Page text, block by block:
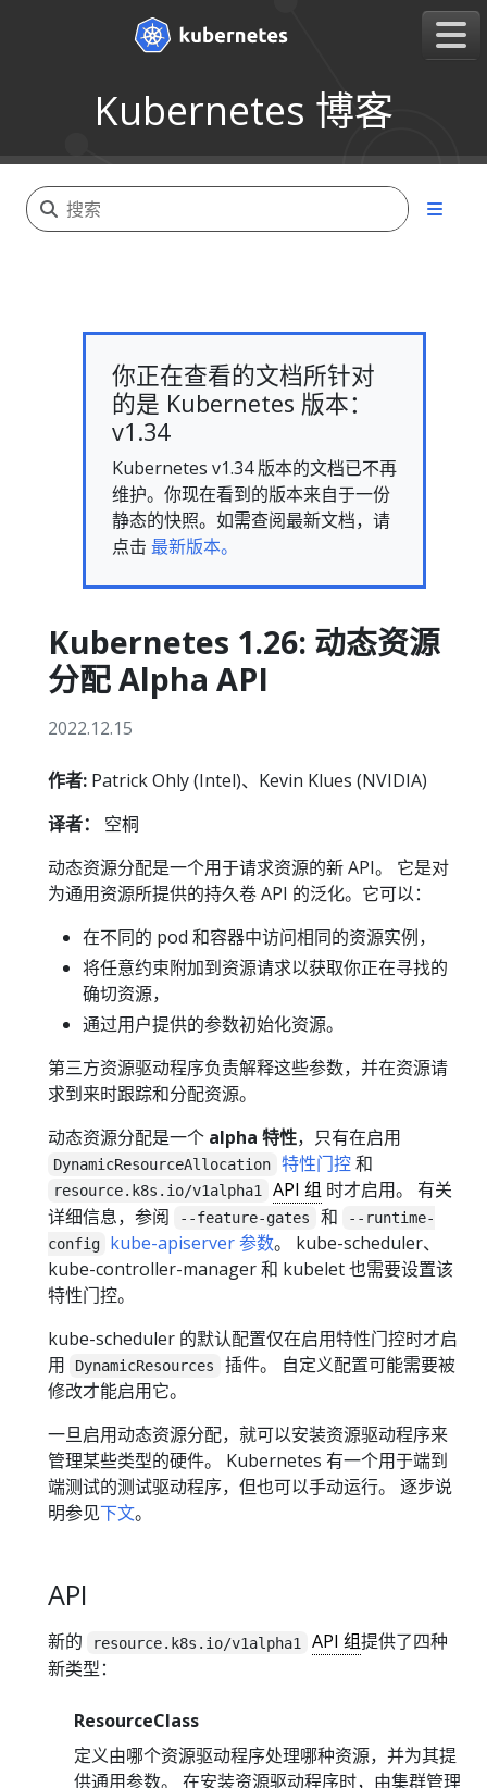
Kubernetes 博客
你正在查看的文档所针对
的是 Kubernetes 版本：
v1.34
Kubernetes v1.34 版本的文档已不再
维护。你现在看到的版本来自于一份
静态的快照。如需查阅最新文档，请
点击 最新版本。
Kubernetes 1.26: 动态资源
分配 Alpha API
2022.12.15
作者: Patrick Ohly (Intel)、Kevin Klues (NVIDIA)
译者：
空桐
动态资源分配是一个用于请求资源的新 API。 它是对
为通用资源所提供的持久卷 API 的泛化。它可以：
在不同的 pod 和容器中访问相同的资源实例，
将任意约束附加到资源请求以获取你正在寻找的
确切资源，
通过用户提供的参数初始化资源。
第三方资源驱动程序负责解释这些参数，并在资源请
求到来时跟踪和分配资源。
动态资源分配是一个 alpha 特性，只有在启用
DynamicResourceAllocation 特性门控和
resource.k8s.io/v1alpha1 API 组 时才启用。 有关
详细信息，参阅
--feature-gates 和
--runtime-
config
kube-apiserver 参数。 kube-scheduler、
kube-controller-manager 和 kubelet 也需要设置该
特性门控。
kube-scheduler 的默认配置仅在启用特性门控时才启
用
DynamicResources
插件。 自定义配置可能需要被
修改才能启用它。
一旦启用动态资源分配，就可以安装资源驱动程序来
管理某些类型的硬件。 Kubernetes 有一个用于端到
端测试的测试驱动程序，但也可以手动运行。 逐步说
明参见下文。
API
新的 resource.k8s.io/v1alpha1 API 组提供了四种
新类型：
ResourceClass
定义由哪个资源驱动程序处理哪种资源，并为其提
供通用参数。 在安装资源驱动程序时，由集群管理